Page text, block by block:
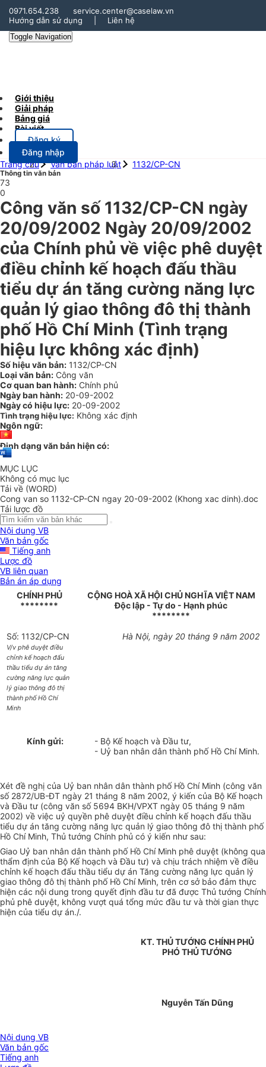
0971.654.238
service.center@caselaw.vn
Hướng dẫn sử dụng
Liên hệ
Toggle Navigation
Giới thiệu
Giải pháp
Bảng giá
Bài viết
Đăng ký
Đăng nhập
Trang chủ
Văn bản pháp luật 1132/CP-CN
Thông tin văn bản
73
0
Công văn số 1132/CP-CN ngày
20/09/2002 Ngày 20/09/2002
của Chính phủ về việc phê duyệt
điều chỉnh kế hoạch đấu thầu
tiểu dự án tăng cường năng lực
quản lý giao thông đô thị thành
phố Hồ Chí Minh (Tình trạng
hiệu lực không xác định)
Số hiệu văn bản: 1132/CP-CN
Loại văn bản: Công văn
Cơ quan ban hành: Chính phủ
Ngày ban hành: 20-09-2002
Ngày có hiệu lực: 20-09-2002
Tình trạng hiệu lực: Không xác định
Ngôn ngữ:
Định dạng văn bản hiện có:
MỤC LỤC
Không có mục lục
Tải về (WORD)
Cong van so 1132-CP-CN ngay 20-09-2002 (Khong xac dinh).doc
Tải lược đồ
Nội dung VB
Văn bản gốc
Tiếng anh
Lược đồ
VB liên quan
Bản án áp dụng
CHÍNH PHỦ
********
CỘNG HOÀ XÃ HỘI CHỦ NGHĨA VIỆT NAM
Độc lập - Tự do - Hạnh phúc
********
Số: 1132/CP-CN
V/v phê duyệt điều
chỉnh kế hoạch đấu
thầu tiểu dự án tăng
cường năng lực quản
lý giao thông đô thị
thành phố Hồ Chí
Minh
Hà Nội, ngày 20 tháng 9 năm 2002
Kính gửi:
- Bộ Kế hoạch và Đầu tư,
- Uỷ ban nhân dân thành phố Hồ Chí Minh.
Xét đề nghị của Uỷ ban nhân dân thành phố Hồ Chí Minh (công văn
số 2872/UB-ĐT ngày 21 tháng 8 năm 2002, ý kiến của Bộ Kế hoạch
và Đầu tư (công văn số 5694 BKH/VPXT ngày 05 tháng 9 năm
2002) về việc uỷ quyền phê duyệt điều chỉnh kế hoạch đấu thầu
tiểu dự án tăng cường năng lực quản lý giao thông đô thị thành phố
Hồ Chí Minh, Thủ tướng Chính phủ có ý kiến như sau:
Giao Uỷ ban nhân dân thành phố Hồ Chí Minh phê duyệt (không qua
thẩm định của Bộ Kế hoạch và Đầu tư) và chịu trách nhiệm về điều
chỉnh kế hoạch đấu thầu tiểu dự án Tăng cường năng lực quản lý
giao thông đô thị thành phố Hồ Chí Minh, trên cơ sở bảo đảm thực
hiện các nội dung trong quyết định đầu tư đã được Thủ tướng Chính
phủ phê duyệt, không vượt quá tổng mức đầu tư và thời gian thực
hiện của tiểu dự án./.
KT. THỦ TƯỚNG CHÍNH PHỦ
PHÓ THỦ TƯỚNG
Nguyễn Tấn Dũng
Nội dung VB
Văn bản gốc
Tiếng anh